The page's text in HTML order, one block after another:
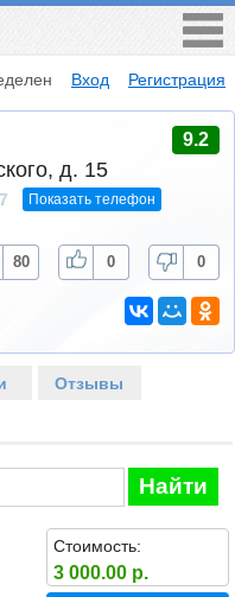
Вход Регистрация
9.2
д. 15
Показать телефон
80 0 0
Отзывы
Найти
Стоимость:
3 000.00 р.